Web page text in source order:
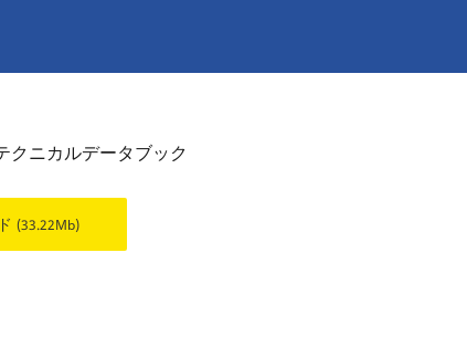
クニカルデータブック
(33.22Mb)